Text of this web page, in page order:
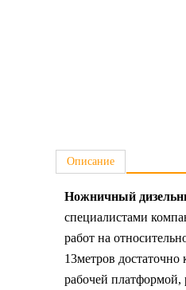
Описание
Ножничный
специалистами
работ на
13метров
рабочей платформой,